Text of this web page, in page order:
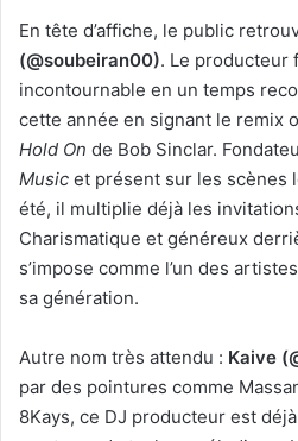
En tête d’affiche, le public
(@soubeiran00). Le producteur
incontournable en un temps
cette année en signant le remix
Hold On de Bob Sinclar.
Music et présent sur les scènes
été, il multiplie déjà les
Charismatique et généreux
s’impose comme l’un des
sa génération.
Autre nom très attendu : Kaive
par des pointures comme
8Kays, ce DJ producteur est